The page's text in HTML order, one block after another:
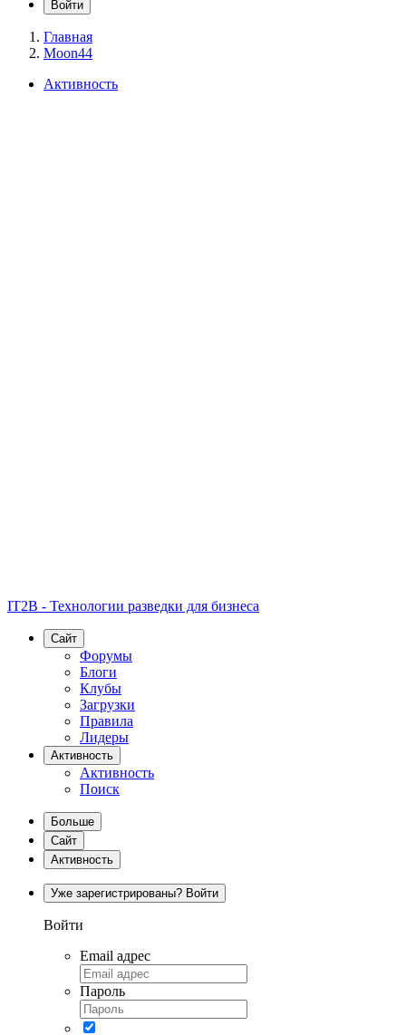
Войти
Главная
Moon44
Активность
IT2B - Технологии разведки для бизнеса
Сайт
Форумы
Блоги
Клубы
Загрузки
Правила
Лидеры
Активность
Активность
Поиск
Больше
Сайт
Активность
Уже зарегистрированы? Войти
Войти
Email адрес
Пароль